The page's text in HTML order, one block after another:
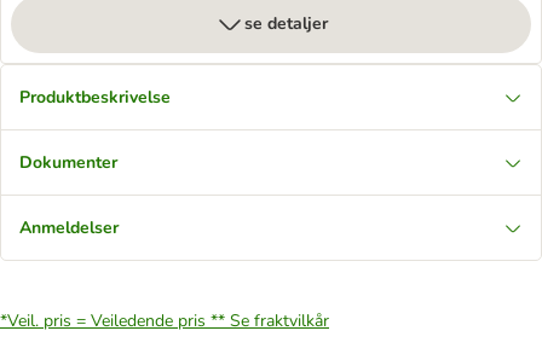
se detaljer
Produktbeskrivelse
Dokumenter
Anmeldelser
*Veil. pris = Veiledende pris ** Se fraktvilkår